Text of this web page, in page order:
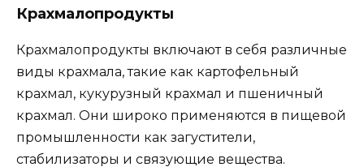
Крахмалопродукты
Крахмалопродукты включают в себя различные
виды крахмала, такие как картофельный
крахмал, кукурузный крахмал и пшеничный
крахмал. Они широко применяются в пищевой
промышленности как загустители,
стабилизаторы и связующие вещества.